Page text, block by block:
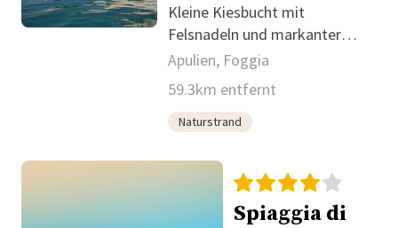
Kleine Kiesbucht mit
Felsnadeln und markanter
Kliffkulisse
Apulien, Foggia
59.3km entfernt
Naturstrand
Spiaggia di